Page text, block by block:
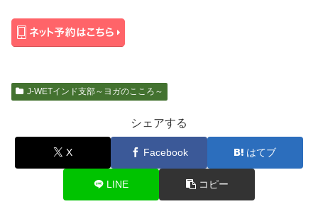
J-WETインド支部～ヨガのこころ～
シェアする
X Facebook はてブ
LINE コピー